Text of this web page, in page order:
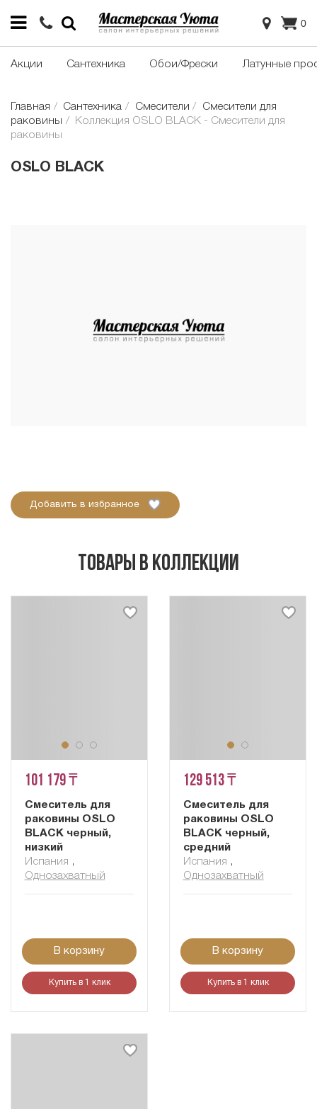
0
Акции Сантехника Обои/Фрески Латунные
Главная Сантехника Смесители
Смесители для
раковины
Коллекция OSLO BLACK - Смесители для
раковины
OSLO BLACK
Добавить в избранное
Товары в коллекции
101 179 ₸
Смеситель для
раковины OSLO
BLACK черный,
низкий
Испания ,
Однозахватный
В корзину
Купить в 1 клик
129 513 ₸
Смеситель для
раковины OSLO
BLACK черный,
средний
Испания ,
Однозахватный
В корзину
Купить в 1 клик